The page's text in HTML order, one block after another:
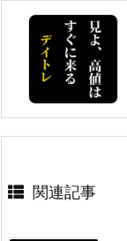
関連記事